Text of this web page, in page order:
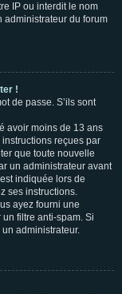
IP ou interdit le nom
administrateur du forum
!
de passe. S’ils sont
avoir moins de 13 ans
instructions reçues par
que toute nouvelle
un administrateur avant
indiquée lors de
ses instructions.
ayez fourni une
filtre anti-spam. Si
administrateur.